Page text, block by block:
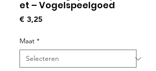
et – Vogelspeelgoed
€ 3,25Prijs
Maat *